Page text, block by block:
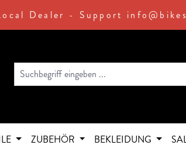
Dealer - Support
ZUBEHÖR BEKLEIDUNG